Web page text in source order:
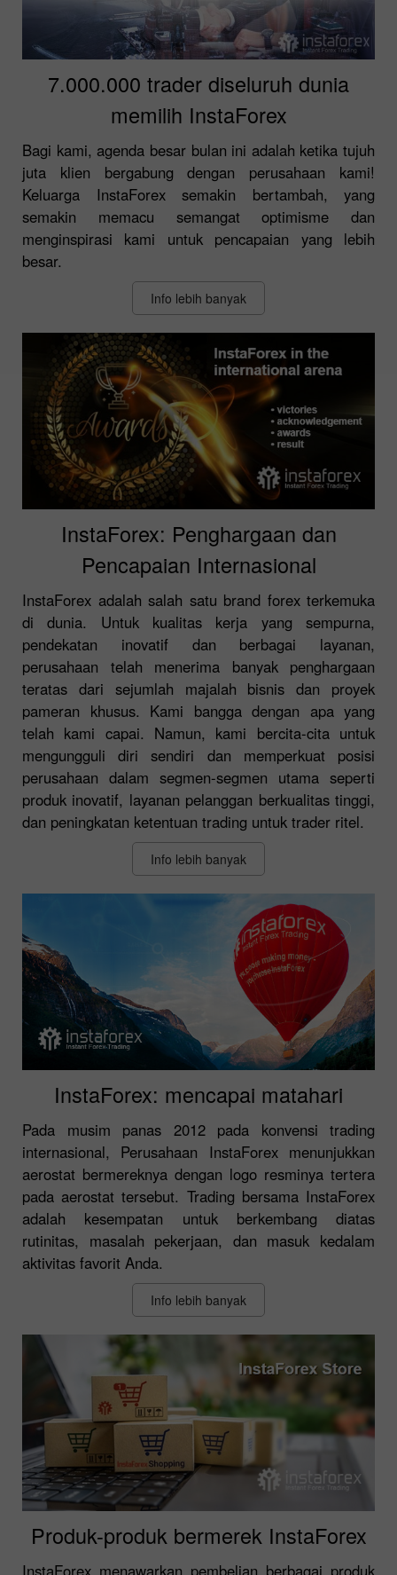
7.000.000 trader diseluruh dunia
memilih InstaForex
Bagi kami, agenda besar bulan ini adalah ketika tujuh
juta klien bergabung dengan perusahaan kami!
Keluarga InstaForex semakin bertambah, yang
semakin memacu semangat optimisme dan
menginspirasi kami untuk pencapaian yang lebih
besar.
Info lebih banyak
InstaForex: Penghargaan dan
Pencapaian Internasional
InstaForex adalah salah satu brand forex terkemuka
di dunia. Untuk kualitas kerja yang sempurna,
pendekatan inovatif dan berbagai layanan,
perusahaan telah menerima banyak penghargaan
teratas dari sejumlah majalah bisnis dan proyek
pameran khusus. Kami bangga dengan apa yang
telah kami capai. Namun, kami bercita-cita untuk
mengungguli diri sendiri dan memperkuat posisi
perusahaan dalam segmen-segmen utama seperti
produk inovatif, layanan pelanggan berkualitas tinggi,
dan peningkatan ketentuan trading untuk trader ritel.
Info lebih banyak
InstaForex: mencapai matahari
Pada musim panas 2012 pada konvensi trading
internasional, Perusahaan InstaForex menunjukkan
aerostat bermereknya dengan logo resminya tertera
pada aerostat tersebut. Trading bersama InstaForex
adalah kesempatan untuk berkembang diatas
rutinitas, masalah pekerjaan, dan masuk kedalam
aktivitas favorit Anda.
Info lebih banyak
Produk-produk bermerek InstaForex
InstaForex menawarkan pembelian berbagai produk